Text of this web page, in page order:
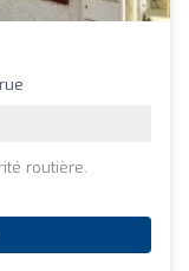
routière.